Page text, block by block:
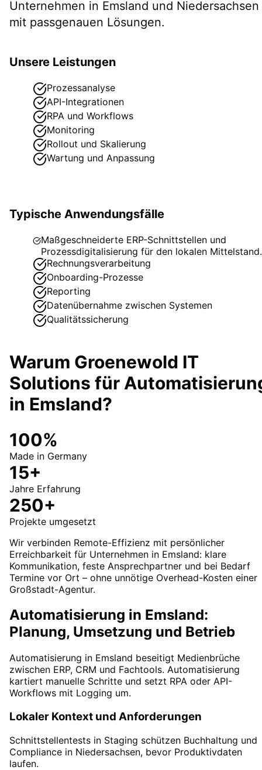
Unternehmen in Emsland und Niedersachsen
mit passgenauen Lösungen.
Unsere Leistungen
Prozessanalyse
API-Integrationen
RPA und Workflows
Monitoring
Rollout und Skalierung
Wartung und Anpassung
Typische Anwendungsfälle
Maßgeschneiderte ERP-Schnittstellen und
Prozessdigitalisierung für den lokalen Mittelstand.
Rechnungsverarbeitung
Onboarding-Prozesse
Reporting
Datenübernahme zwischen Systemen
Qualitätssicherung
Warum Groenewold IT
Solutions für
in Emsland?
100%
Made in Germany
15+
Jahre Erfahrung
250+
Projekte umgesetzt
Wir verbinden Remote-Effizienz mit persönlicher
Erreichbarkeit für Unternehmen in Emsland: klare
Kommunikation, feste Ansprechpartner und bei Bedarf
Termine vor Ort – ohne unnötige Overhead-Kosten einer
Großstadt-Agentur.
Automatisierung in Emsland:
Planung, Umsetzung und Betrieb
Automatisierung in Emsland beseitigt Medienbrüche
zwischen ERP, CRM und Fachtools. Automatisierung
kartiert manuelle Schritte und setzt RPA oder API-
Workflows mit Logging um.
Lokaler Kontext und Anforderungen
Schnittstellentests in Staging schützen Buchhaltung und
Compliance in Niedersachsen, bevor Produktivdaten
laufen.